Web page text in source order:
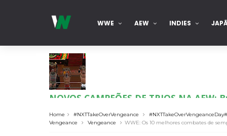
WWE AEW INDIES
NOVOS CAMPEÕES DE TRIOS NA
Home #NXTTakeOverVengeance
Vengeance
Vengeance WWE: Os 10 melhores combates de